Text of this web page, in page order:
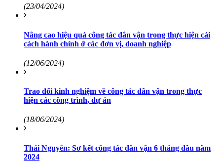
(23/04/2024)
Nâng cao hiệu quả công tác dân vận trong thực hiện cải
cách hành chính ở các đơn vị, doanh nghiệp
(12/06/2024)
Trao đổi kinh nghiệm về công tác dân vận trong thực
hiện các công trình, dự án
(18/06/2024)
Thái Nguyên: Sơ kết công tác dân vận 6 tháng đầu năm
2024